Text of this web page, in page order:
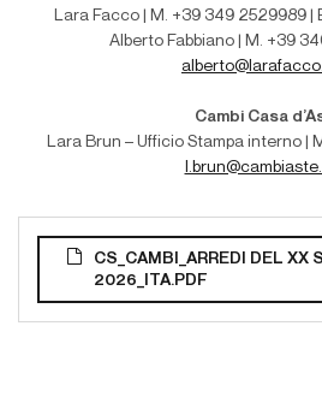
CS_CAMBI_ARREDI DEL XX
2026_ITA.PDF
Lara Facco | M. +39 349 2529989 |
Alberto Fabbiano | M. +39
Cambi Casa
Lara Brun – Ufficio Stampa interno |